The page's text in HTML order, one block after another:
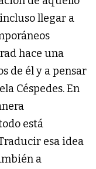
llegar a
hace una
de él y a pensar
Céspedes. En
está
esa idea
a